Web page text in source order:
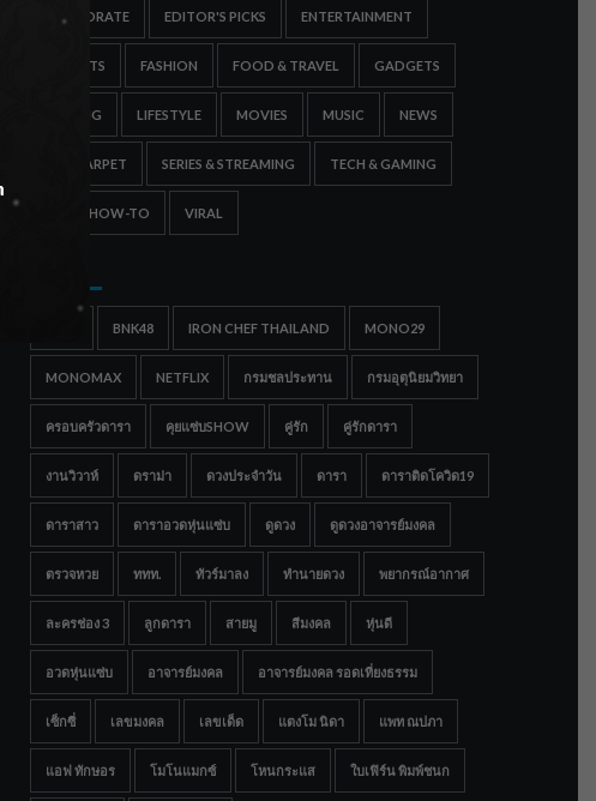
CORPORATE EDITOR'S PICKS ENTERTAINMENT
ESPORTS FASHION FOOD & TRAVEL GADGETS
GAMING LIFESTYLE MOVIES MUSIC NEWS
RED CARPET SERIES & STREAMING TECH & GAMING
TIPS & HOW-TO VIRAL
BNK48 IRON CHEF THAILAND MONO29
MONOMAX NETFLIX กรมชลประทาน กรมอุตุนิยมวิทยา
ครอบครัวดารา คุยแซ่บSHOW คู่รัก คู่รักดารา
งานวิวาห์ ดราม่า ดวงประจำวัน ดารา ดาราติดโควิด19
ดาราสาว ดาราอวดหุ่นแซ่บ ดูดวง ดูดวงอาจารย์มงคล
ตรวจหวย ททท. ทัวร์มาลง ทำนายดวง พยากรณ์อากาศ
ละครช่อง 3 ลูกดารา สายมู สีมงคล หุ่นดี
อวดหุ่นแซ่บ อาจารย์มงคล อาจารย์มงคล รอดเที่ยงธรรม
เซ็กซี่ เลขมงคล เลขเด็ด แตงโม นิดา แพท ณปภา
แอฟ ทักษอร โมโนแมกซ์ โหนกระแส ใบเฟิร์น พิมพ์ชนก